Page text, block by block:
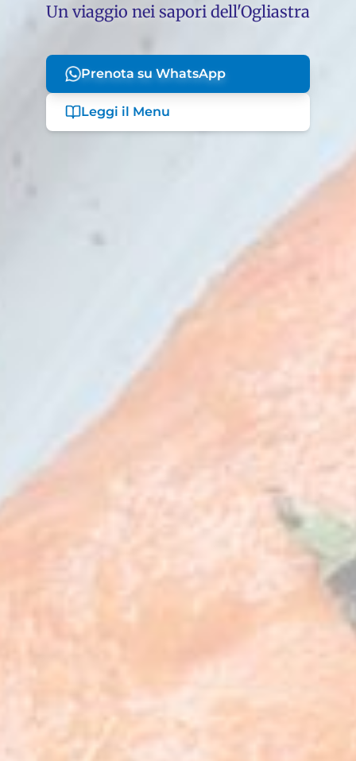
Un viaggio nei sapori dell'Ogliastra
Prenota su WhatsApp
Leggi il Menu